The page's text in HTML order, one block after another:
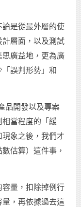
是從最外層的使
層面，以及測試
思廣益地，更為廣
誤判形勢」和
品開發以及專案
相當程度的「緩
象之後，我們才
估算）這件事，
量，扣除掉例行
，再依據過去這